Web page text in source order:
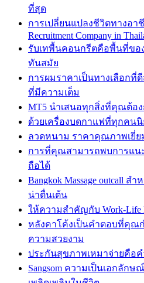
ที่สุด
การเปลี่ยนแปลงชีวิตทางอา
Recruitment Company in
รับเทพื้นคอนกรีตคือพื้นที่ขอ
ทันสมัย
การผมราคาเป็นทางเลือกที่
ที่มีความเต็ม
MT5 นำเสนอทุกสิ่งที่คุณต้อ
ด้วยเครื่องบดกาแฟที่ทุกคนนิ
ลวดหนาม ราคาคุณภาพเยี่ย
การที่คุณสามารถพบการแน
ถือได้
Bangkok Massage outcall
น่าตื่นเต้น
ให้ความสำคัญกับ Work-
หลังคาโค้งเป็นคำตอบที่คุณ
ความสวยงาม
ประกันสุขภาพเหมาจ่ายคือ
Sangsom ความเป็นเอกลัก